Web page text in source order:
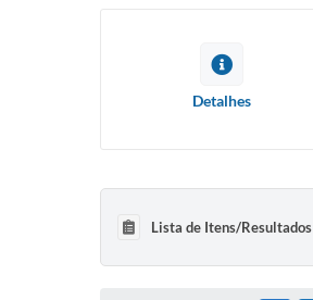
Detalhes
Lista de Itens/Resultados